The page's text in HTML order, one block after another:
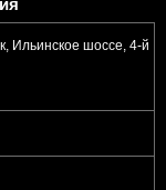
Ильинское шоссе, 4-й